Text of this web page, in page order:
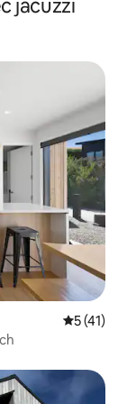
jacuzzi
5 (41)